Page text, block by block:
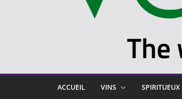
ACCUEIL VINS SPIRITUEUX